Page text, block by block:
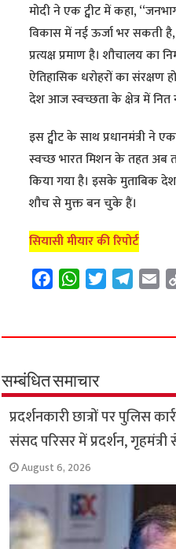
मोदी ने एक ट्वीट में कहा,
विकास में नई ऊर्जा भर सकती
प्रत्यक्ष प्रमाण है। शौचालय का
ऐतिहासिक धरोहरों का संरक्षण
देश आज स्वच्छता के क्षेत्र में नित
इस ट्वीट के साथ प्रधानमंत्री ने
स्वच्छ भारत मिशन के तहत अब
किया गया है। इसके मुताबिक
शौच से मुक्त बन चुके हैं।
सियासी मीयार की रिपोर्ट
e
o
o
k
W
t
A
p
p
t
r
e
a
m
i
सम्बंधित समाचार
प्रदर्शनकारी छात्रों पर पुलिस
संसद परिसर में प्रदर्शन,
August 6, 2026